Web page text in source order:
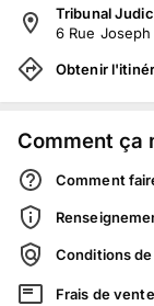
Tribunal
6 Rue
Obtenir
Comment ça
Comment
Conditions
Frais de vente